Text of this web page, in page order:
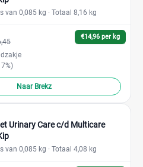
van 0,085 kg · Totaal 8,16 kg
€14,96 per kg
Naar Brekz
Urinary Care c/d Multicare
van 0,085 kg · Totaal 4,08 kg